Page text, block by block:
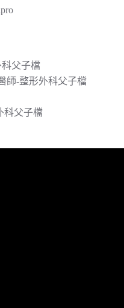
科父子檔
師-整形外科父子檔
科父子檔